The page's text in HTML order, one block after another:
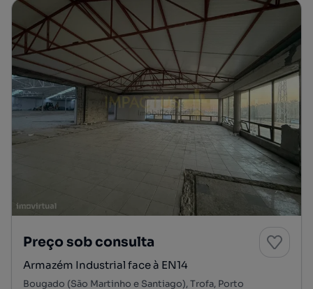
Preço sob consulta
Armazém Industrial face à EN14
Bougado (São Martinho e Santiago), Trofa, Porto